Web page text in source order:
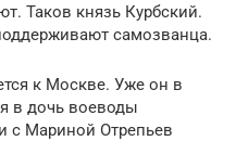
Таков князь Курбский.
самозванца.
к Москве. Уже он в
в дочь воеводы
с Мариной Отрепьев